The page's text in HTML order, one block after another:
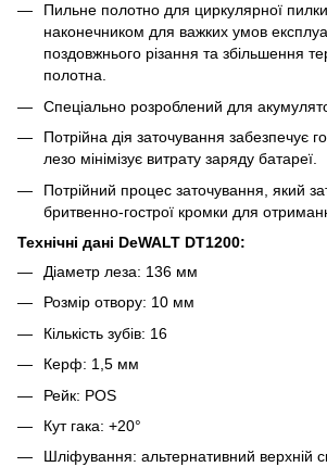
Пильне полотно для циркулярної
наконечником для важких умов
поздовжнього різання та збільшення
полотна.
Спеціально розроблений для
Потрійна дія заточування забезпечує
лезо мінімізує витрату заряду батареї.
Потрійний процес заточування, який
бритвенно-гострої кромки для
Технічні дані DeWALT DT1200:
Діаметр леза: 136 мм
Розмір отвору: 10 мм
Кількість зубів: 16
Керф: 1,5 мм
Рейк: POS
Кут гака: +20°
Шліфування: альтернативний верхній